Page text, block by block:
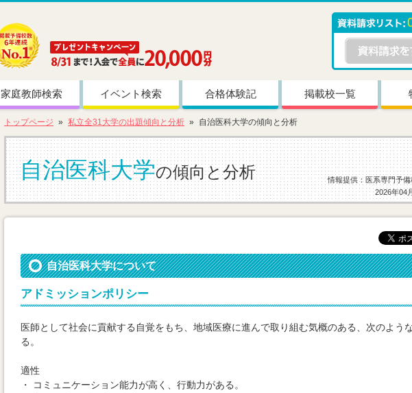
家庭教師検索 イベント検索 合格体験記 掲載校一覧
トップページ 私立全31大学の出題傾向と分析 自治医科大学の傾向と分析
自治医科大学の傾向と分析
情報提供：医系専門予
2026年04
自治医科大学について
アドミッションポリシー
医師として社会に貢献する自覚をもち、地域医療に進んで取り組む気概のある、次のよう
る。
適性
・ コミュニケーション能力が高く、行動力がある。